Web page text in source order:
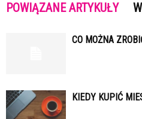
POWIĄZANE ARTYKUŁY
CO MOŻNA
KIEDY KUPIĆ